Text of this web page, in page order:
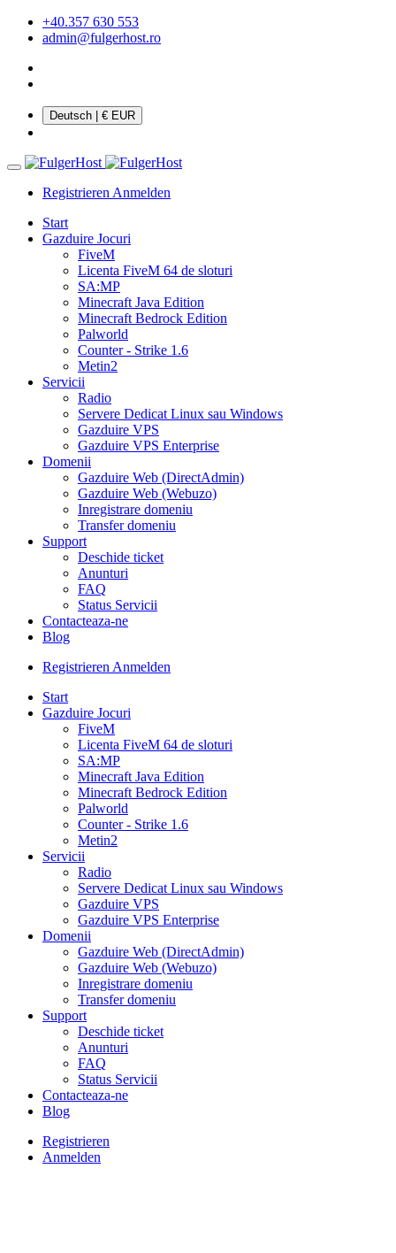
+40.357 630 553
admin@fulgerhost.ro
Deutsch | € EUR
Registrieren Anmelden
Start
Gazduire Jocuri
FiveM
Licenta FiveM 64 de sloturi
SA:MP
Minecraft Java Edition
Minecraft Bedrock Edition
Palworld
Counter - Strike 1.6
Metin2
Servicii
Radio
Servere Dedicat Linux sau Windows
Gazduire VPS
Gazduire VPS Enterprise
Domenii
Gazduire Web (DirectAdmin)
Gazduire Web (Webuzo)
Inregistrare domeniu
Transfer domeniu
Support
Deschide ticket
Anunturi
FAQ
Status Servicii
Contacteaza-ne
Blog
Registrieren Anmelden
Start
Gazduire Jocuri
FiveM
Licenta FiveM 64 de sloturi
SA:MP
Minecraft Java Edition
Minecraft Bedrock Edition
Palworld
Counter - Strike 1.6
Metin2
Servicii
Radio
Servere Dedicat Linux sau Windows
Gazduire VPS
Gazduire VPS Enterprise
Domenii
Gazduire Web (DirectAdmin)
Gazduire Web (Webuzo)
Inregistrare domeniu
Transfer domeniu
Support
Deschide ticket
Anunturi
FAQ
Status Servicii
Contacteaza-ne
Blog
Registrieren
Anmelden